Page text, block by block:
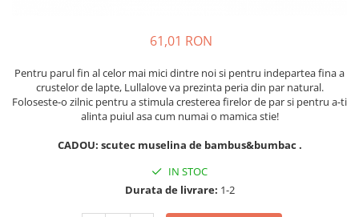
61,01 RON
Pentru parul fin al celor mai mici dintre noi si pentru indepartea fina a
crustelor de lapte, Lullalove va prezinta peria din par natural.
Foloseste-o zilnic pentru a stimula cresterea firelor de par si pentru a-ti
alinta puiul asa cum numai o mamica stie!
CADOU: scutec muselina de bambus&bumbac .
IN STOC
Durata de livrare: 1-2